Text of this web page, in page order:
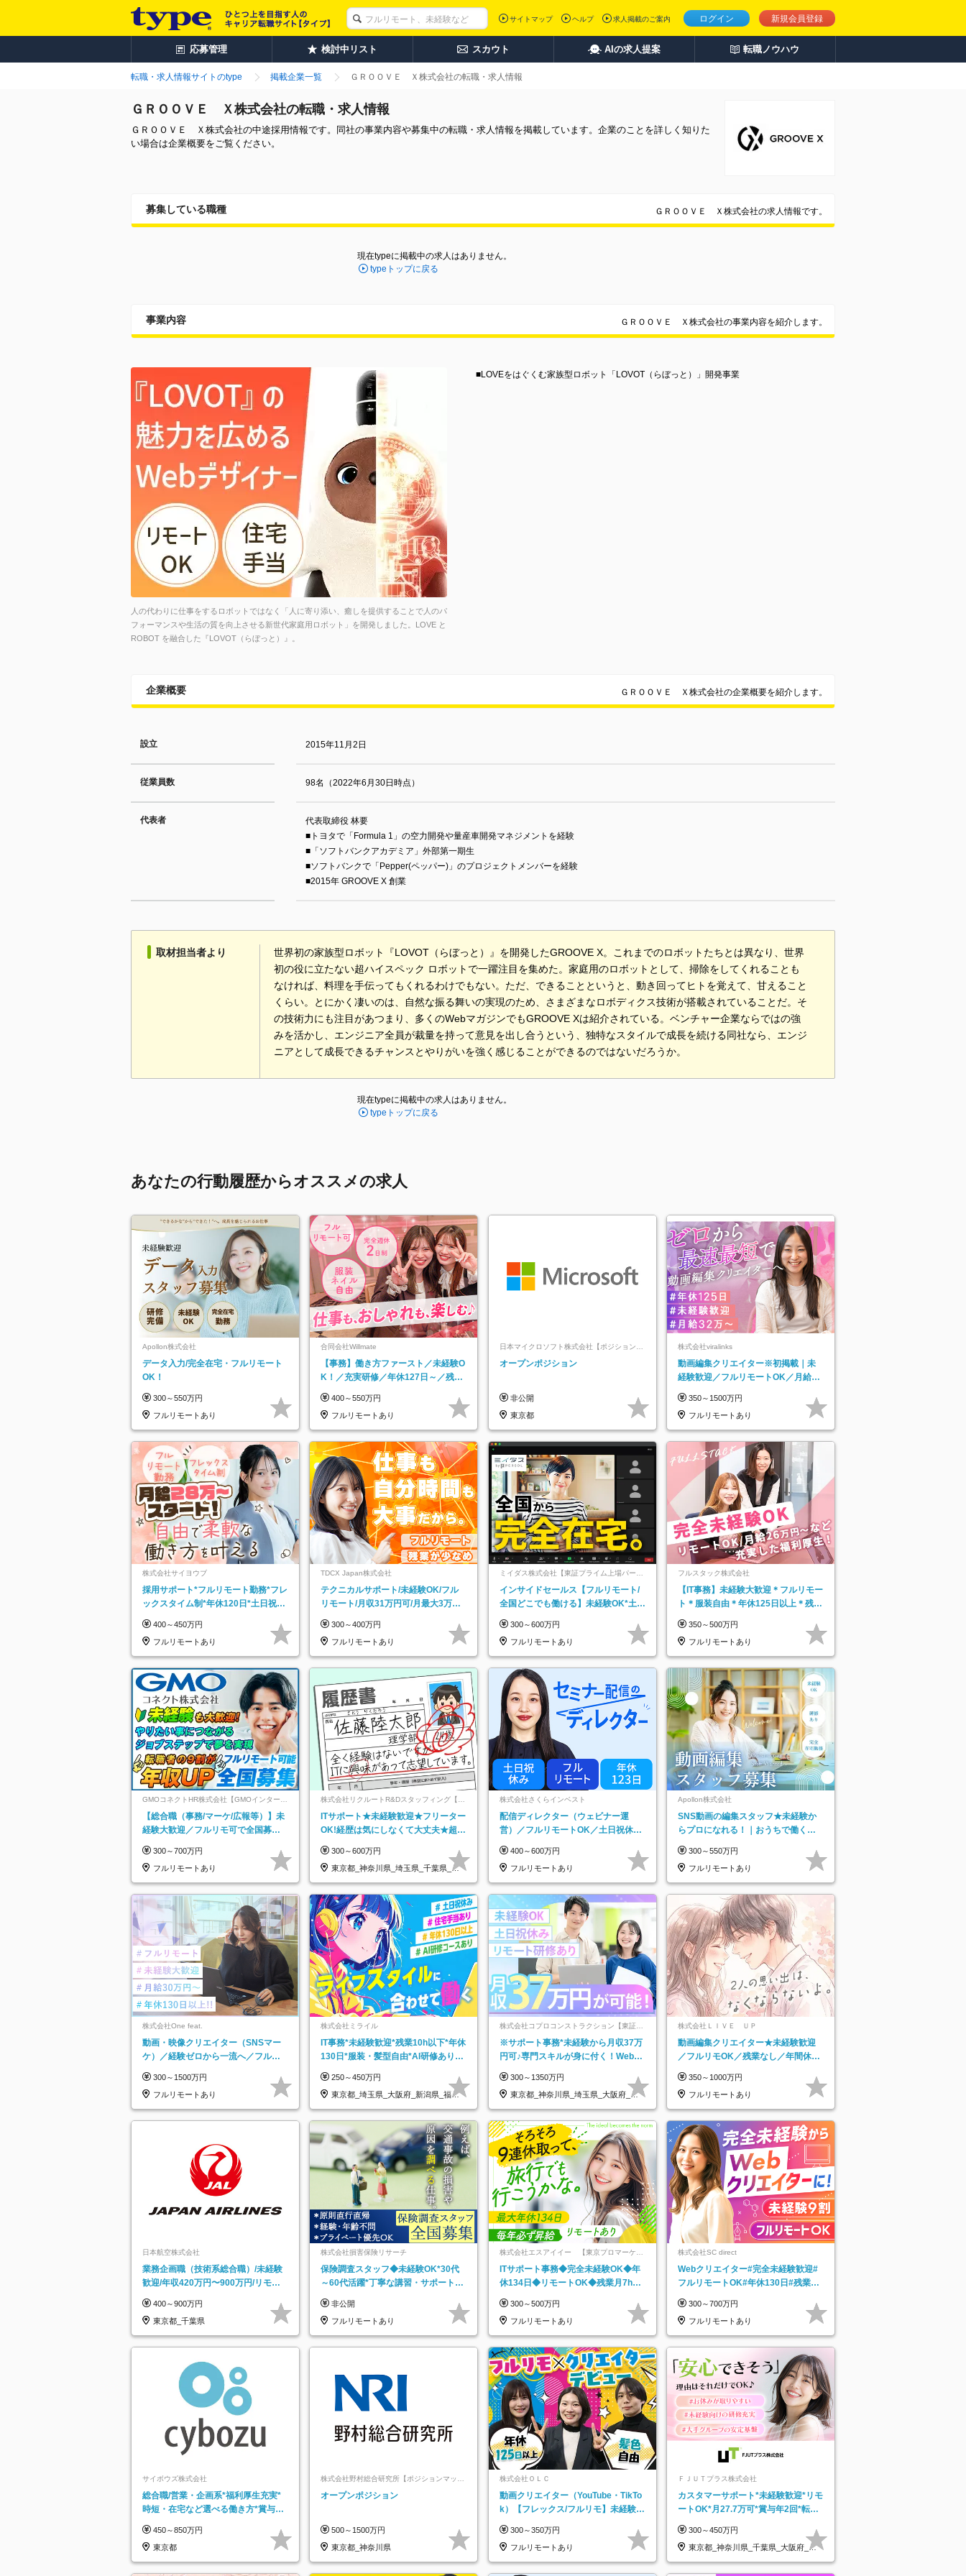
ログイン 新規会員登録
サイトマップ ヘルプ 求人掲載のご案内
応募管理 検討中リスト スカウト AIの求人提案 転職ノウハウ
転職・求人情報サイトのtype 掲載企業一覧 ＧＲＯＯＶＥ Ｘ株式会社の転職・求人情報
ＧＲＯＯＶＥ Ｘ株式会社の転職・求人情報
ＧＲＯＯＶＥ Ｘ株式会社の中途採用情報です。同社の事業内容や募集中の転職・求人情報を掲載しています。企業のことを詳しく知りた
い場合は企業概要をご覧ください。
募集している職種 ＧＲＯＯＶＥ Ｘ株式会社の求人情報です。
現在typeに掲載中の求人はありません。
typeトップに戻る
事業内容 ＧＲＯＯＶＥ Ｘ株式会社の事業内容を紹介します。
人の代わりに仕事をするロボットではなく「人に寄り添い、癒しを提供することで人のパ
フォーマンスや生活の質を向上させる新世代家庭用ロボット」を開発しました。LOVE と
ROBOT を融合した『LOVOT（らぼっと）』。
■LOVEをはぐくむ家族型ロボット「LOVOT（らぼっと）」開発事業
企業概要 ＧＲＯＯＶＥ Ｘ株式会社の企業概要を紹介します。
設立 2015年11月2日
従業員数 98名（2022年6月30日時点）
代表者
代表取締役 林要
■トヨタで「Formula 1」の空力開発や量産車開発マネジメントを経験
■「ソフトバンクアカデミア」外部第一期生
■ソフトバンクで「Pepper(ペッパー)」のプロジェクトメンバーを経験
■2015年 GROOVE X 創業
取材担当者より
世界初の家族型ロボット『LOVOT（らぼっと）』を開発したGROOVE X。これまでのロボットたちとは異なり、世界
初の役に立たない超ハイスペック ロボットで一躍注目を集めた。家庭用のロボットとして、掃除をしてくれることも
なければ、料理を手伝ってもくれるわけでもない。ただ、できることというと、動き回ってヒトを覚えて、甘えること
くらい。とにかく凄いのは、自然な振る舞いの実現のため、さまざまなロボディクス技術が搭載されていることだ。そ
の技術力にも注目があつまり、多くのWebマガジンでもGROOVE Xは紹介されている。ベンチャー企業ならではの強
みを活かし、エンジニア全員が裁量を持って意見を出し合うという、独特なスタイルで成長を続ける同社なら、エンジ
ニアとして成長できるチャンスとやりがいを強く感じることができるのではないだろうか。
現在typeに掲載中の求人はありません。
typeトップに戻る
あなたの行動履歴からオススメの求人
Apollon株式会社
データ入力/完全在宅・フルリモート
OK！
300～550万円
フルリモートあり
合同会社Willmate
【事務】働き方ファースト／未経験O
K！／充実研修／年休127日～／残業
400～550万円
フルリモートあり
日本マイクロソフト株式会社【ポジションマ
ッチ登録】
オープンポジション
非公開
東京都
株式会社viralinks
動画編集クリエイター※初掲載｜未
経験歓迎／フルリモートOK／月給32
350～1500万円
フルリモートあり
株式会社サイヨウブ
採用サポート*フルリモート勤務*フレ
ックスタイム制*年休120日*土日祝休
400～450万円
フルリモートあり
TDCX Japan株式会社
テクニカルサポート/未経験OK/フル
リモート/月収31万円可/月最大3万の
300～400万円
フルリモートあり
ミイダス株式会社【東証プライム上場パーソ
インサイドセールス【フルリモート/
全国どこでも働ける】未経験OK*土日
300～600万円
フルリモートあり
フルスタック株式会社
【IT事務】未経験大歓迎＊フルリモー
ト＊服装自由＊年休125日以上＊残業
350～500万円
フルリモートあり
GMOコネクトHR株式会社【GMOインターネ
ットグループ】
【総合職（事務/マーケ/広報等）】未
経験大歓迎／フルリモ可で全国募
★
300～700万円
フルリモートあり
株式会社リクルートR&Dスタッフィング【リ
クルートグループ】
ITサポート★未経験歓迎★フリーター
OK!経歴は気にしなくて大丈夫★超大
300～600万円
東京都_神奈川県_埼玉県_千葉県_大
阪府…
株式会社さくらインベスト
配信ディレクター（ウェビナー運
営）／フルリモートOK／土日祝休み
400～600万円
フルリモートあり
Apollon株式会社
SNS動画の編集スタッフ★未経験か
らプロになれる！｜おうちで働くフ
300～550万円
フルリモートあり
株式会社One feat.
動画・映像クリエイター（SNSマー
ケ）／経験ゼロから一流へ／フルリ
日以上
300～1500万円
フルリモートあり
株式会社ミライル
IT事務*未経験歓迎*残業10h以下*年休
130日*服装・髪型自由*AI研修あり*
250～450万円
東京都_埼玉県_大阪府_新潟県_福岡
県
株式会社コプロコンストラクション【東証プ
ライム上場コプロ・ホールディングス子会
社】
※サポート事務*未経験から月収37万
円可♪専門スキルが身に付く！Web面
300～1350万円
東京都_神奈川県_埼玉県_大阪府_愛
知県…
株式会社ＬＩＶＥ ＵＰ
動画編集クリエイター★未経験歓迎
／フルリモOK／残業なし／年間休日
実で安心
350～1000万円
フルリモートあり
日本航空株式会社
業務企画職（技術系総合職）/未経験
歓迎/年収420万円〜900万円/リモー
400～900万円
東京都_千葉県
株式会社損害保険リサーチ
保険調査スタッフ◆未経験OK*30代
～60代活躍*丁寧な講習・サポートあ
託
非公開
フルリモートあり
株式会社エスアイイー 【東京プロマーケッ
ITサポート事務◆完全未経験OK◆年
休134日◆リモートOK◆残業月7h以
300～500万円
フルリモートあり
株式会社SC direct
Webクリエイター#完全未経験歓迎#
フルリモートOK#年休130日#残業月
300～700万円
フルリモートあり
サイボウズ株式会社
総合職/営業・企画系*福利厚生充実*
時短・在宅など選べる働き方*賞与年
450～850万円
東京都
株式会社野村総合研究所【ポジションマッチ
オープンポジション
500～1500万円
東京都_神奈川県
株式会社ＯＬＣ
動画クリエイター（YouTube・TikTo
k）【フレックス/フルリモ】未経験O
300～350万円
フルリモートあり
ＦＪＵＴプラス株式会社
カスタマーサポート*未経験歓迎*リモ
ートOK*月27.7万可*賞与年2回*転勤
300～450万円
東京都_神奈川県_千葉県_大阪府_愛
知県…